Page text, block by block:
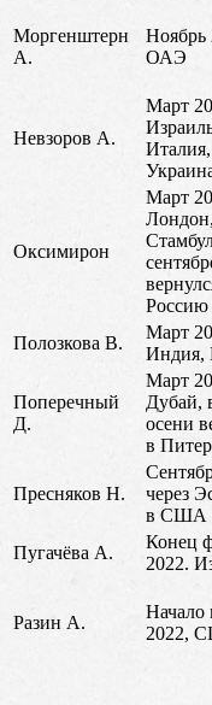
Моргенштерн
А.
Ноябрь
ОАЭ
Невзоров А.
Март
Италия,
Оксимирон
Март
Лондон,
Россию
Полозкова В.
Март
Индия,
Поперечный
Д.
Март
Дубай,
осени
в Питер
Пресняков Н.
через
в США
Пугачёва А.
Конец
2022.
Разин А.
Начало
2022,